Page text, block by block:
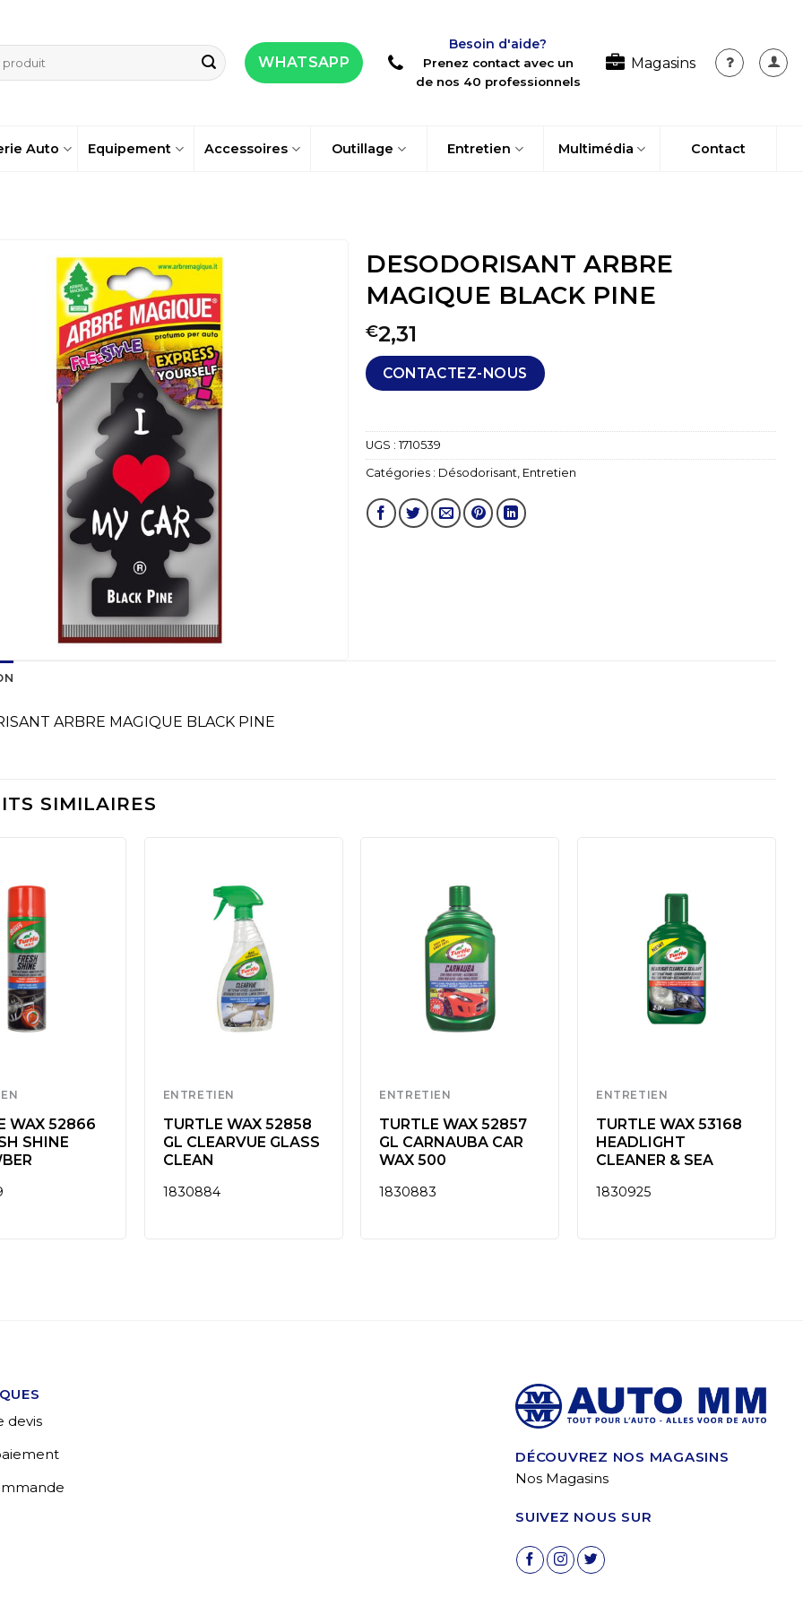
WHATSAPP
Besoin d'aide?
Prenez contact avec un
de nos 40 professionnels
Magasins
Auto Equipement Accessoires Outillage Entretien Multimédia Contact
DESODORISANT ARBRE
MAGIQUE BLACK PINE
€2,31
CONTACTEZ-NOUS
UGS : 1710539
Catégories : Désodorisant, Entretien
ARBRE MAGIQUE BLACK PINE
SIMILAIRES
WAX 52866
SHINE
ENTRETIEN
TURTLE WAX 52858
GL CLEARVUE GLASS
CLEAN
1830884
ENTRETIEN
TURTLE WAX 52857
GL CARNAUBA CAR
WAX 500
1830883
ENTRETIEN
TURTLE WAX 53168
HEADLIGHT
CLEANER & SEA
1830925
devis
DÉCOUVREZ NOS MAGASINS
Nos Magasins
SUIVEZ NOUS SUR